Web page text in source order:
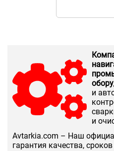
и
и
Аvtarkia.com – Наш
гарантия качества,